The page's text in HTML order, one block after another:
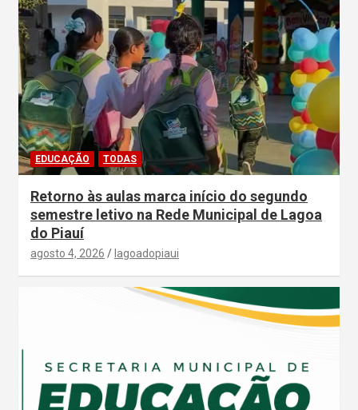
EDUCAÇÃO TODAS
Retorno às aulas marca início do segundo
semestre letivo na Rede Municipal de Lagoa
do Piauí
agosto 4, 2026 lagoadopiaui